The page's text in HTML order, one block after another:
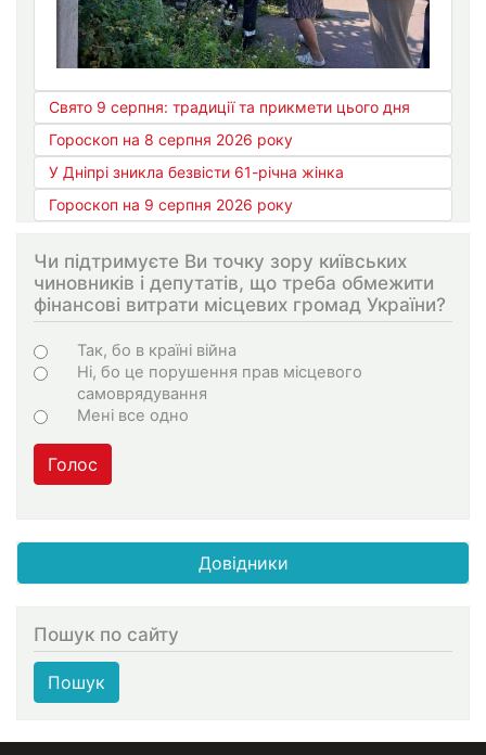
Свято 9 серпня: традиції та прикмети цього дня
Гороскоп на 8 серпня 2026 року
У Дніпрі зникла безвісти 61-річна жінка
Гороскоп на 9 серпня 2026 року
Чи підтримуєте Ви точку зору київських
чиновників і депутатів, що треба обмежити
фінансові витрати місцевих громад України?
Choices
Так, бо в країні війна
Ні, бо це порушення прав місцевого
самоврядування
Мені все одно
Голос
Довідники
Пошук по сайту
Пошук